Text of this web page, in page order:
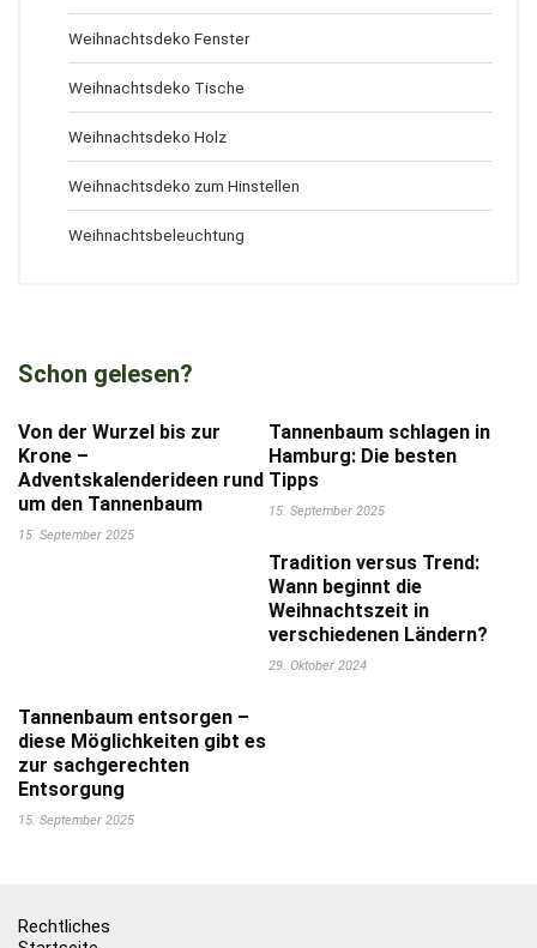
Weihnachtsdeko Fenster
Weihnachtsdeko Tische
Weihnachtsdeko Holz
Weihnachtsdeko zum Hinstellen
Weihnachtsbeleuchtung
Schon gelesen?
Von der Wurzel bis zur
Krone –
Adventskalenderideen rund
um den Tannenbaum
15. September 2025
Tannenbaum schlagen in
Hamburg: Die besten
Tipps
15. September 2025
Tradition versus Trend:
Wann beginnt die
Weihnachtszeit in
verschiedenen Ländern?
29. Oktober 2024
Tannenbaum entsorgen –
diese Möglichkeiten gibt es
zur sachgerechten
Entsorgung
15. September 2025
Rechtliches